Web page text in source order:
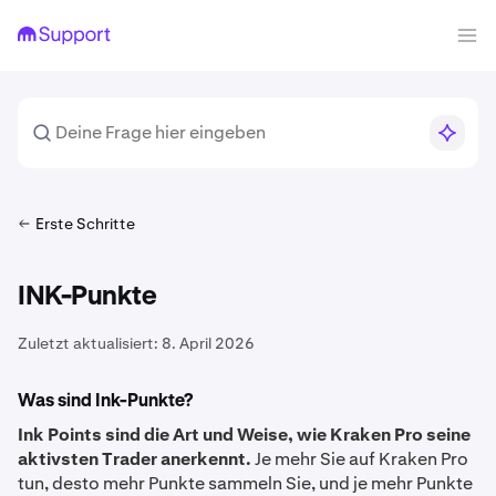
Erste Schritte
INK-Punkte
Zuletzt aktualisiert: 8. April 2026
Was sind Ink-Punkte?
Ink Points sind die Art und Weise, wie Kraken Pro seine
aktivsten Trader anerkennt.Je mehr Sie auf Kraken Pro
tun, desto mehr Punkte sammeln Sie, und je mehr Punkte